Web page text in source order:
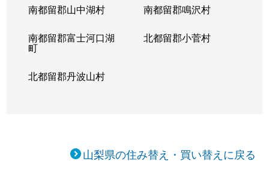
南都留郡山中湖村 南都留郡鳴沢村
南都留郡富士河口湖
町
北都留郡小菅村
北都留郡丹波山村
山梨県の住み替え・買い替えに戻る